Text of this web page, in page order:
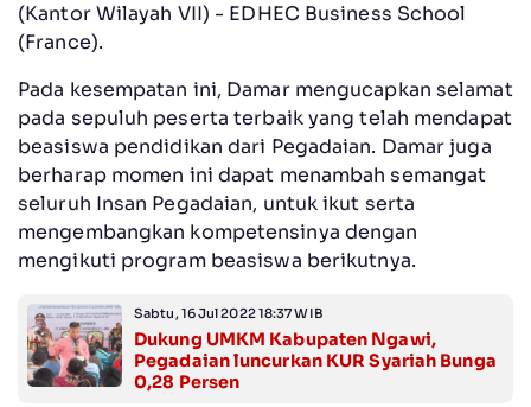
(Kantor Wilayah VII) - EDHEC Business School
(France).
Pada kesempatan ini, Damar mengucapkan selamat
pada sepuluh peserta terbaik yang telah mendapat
beasiswa pendidikan dari Pegadaian. Damar juga
berharap momen ini dapat menambah semangat
seluruh Insan Pegadaian, untuk ikut serta
mengembangkan kompetensinya dengan
mengikuti program beasiswa berikutnya.
Sabtu, 16 Jul 2022 18:37 WIB
Dukung UMKM Kabupaten Ngawi,
Pegadaian luncurkan KUR Syariah Bunga
0,28 Persen